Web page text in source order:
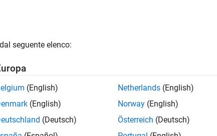
seguente elenco:
(English)
(English)
(Deutsch)
Netherlands (English)
Norway (English)
Österreich (Deutsch)